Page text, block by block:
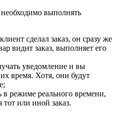
выполнять
сделал заказ, он сразу же
видит заказ, выполняет его
уведомление и вы
время. Хотя, они будут
режиме реального времени,
тот или иной заказ.